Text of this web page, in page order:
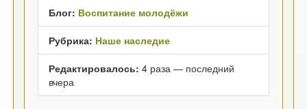
Блог: Воспитание молодёжи
Рубрика: Наше наследие
Редактировалось: 4 раза — последний
вчера